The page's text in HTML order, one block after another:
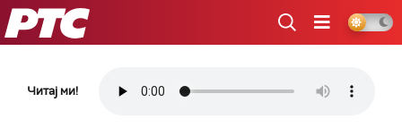
РТС
Читај ми!